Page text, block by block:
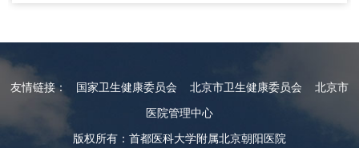
友情链接： 国家卫生健康委员会 北京市卫生健康委员会
北京市
医院管理中心
版权所有：首都医科大学附属北京朝阳医院